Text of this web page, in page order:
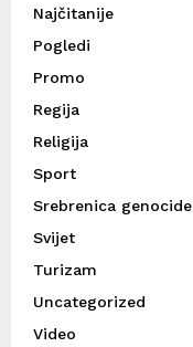
Najčitanije
Pogledi
Promo
Regija
Religija
Sport
Srebrenica genocide
Svijet
Turizam
Uncategorized
Video